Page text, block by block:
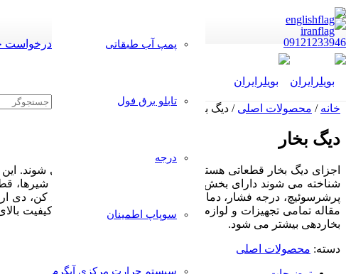
09121233946 پمپ آب طبقاتی
تابلو برق فول
درجه
سوپاپ اطمینان
سیستم حرارت مرکزی آبگرم
درخواست
خانه / محصولات اصلی / دیگ بخار
دیگ بخار
اجزای دیگ بخار قطعاتی هستند که روی بویلر صنعتی نصب می شوند.
شناخته می شوند دارای بخش های مختلف است که عبارتند از: شیرها،
پرشرسوئیچ، درجه فشار، دما سنج، کنترل کننده دما، شیر قطع کن، دی
مقاله تمامی تجهیزات و لوازم را مورد بررسی قرار می دهیم. کیفیت
بخاردهی بیشتر می شود.
دسته: محصولات اصلی